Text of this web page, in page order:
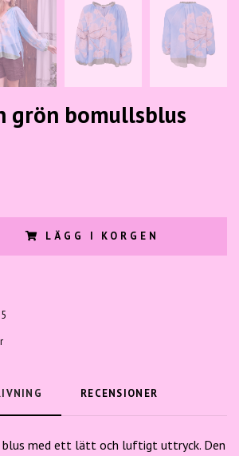
grön bomullsblus
LÄGG I KORGEN
RECENSIONER
blus med ett lätt och luftigt uttryck. Den